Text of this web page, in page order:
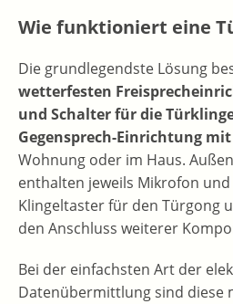
Wie funktioniert eine
Die grundlegendste Lösung
wetterfesten
und Schalter für die
Gegensprech-Einrichtung
Wohnung oder im Haus.
enthalten jeweils Mikrofon
Klingeltaster für den Türgong
den Anschluss weiterer
Bei der einfachsten Art der
Datenübermittlung sind diese